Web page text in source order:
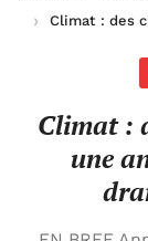
Climat : des
Climat :
une